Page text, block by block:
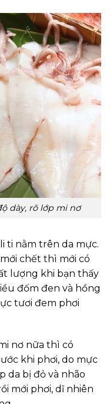
dày, rõ lớp mi nơ
ti nằm trên da mực.
chết thì mới có
lượng khi bạn thấy
đốm đen và hồng
tươi đem phơi
nơ nữa thì có
khi phơi, do mực
da bị đỏ và nhão
mới phơi, dĩ nhiên